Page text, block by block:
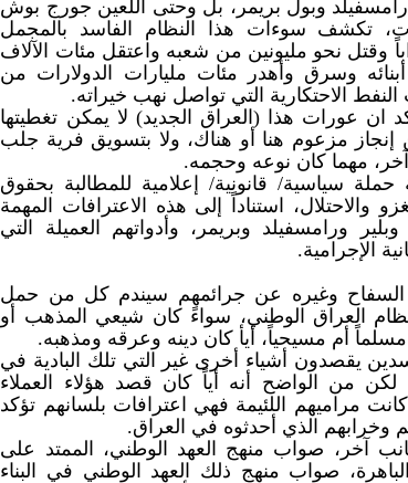
وبول بريمر، بل وحتى اللعين جورج بوش
تكشف سوءات هذا النظام الفاسد بالمجمل
وقتل نحو مليونين من شعبه واعتقل مئات الآلاف
وسرق وأهدر مئات مليارات الدولارات من
الاحتكارية التي تواصل نهب خيراته.
ان عورات هذا (العراق الجديد) لا يمكن تغطيتها
مزعوم هنا أو هناك، ولا بتسويق فرية جلب
آخر، مهما كان نوعه وحجمه.
سياسية/ قانونية/ إعلامية للمطالبة بحقوق
والاحتلال، استناداً إلى هذه الاعترافات المهمة
ورامسفيلد وبريمر، وأدواتهم العميلة التي
الإجرامية.
السفاح وغيره عن جرائمهم سيندم كل من حمل
العراق الوطني، سواءً كان شيعي المذهب أو
مسلماً أم مسيحياً، أيأ كان دينه وعرقه ومذهبه.
يقصدون أشياء أخرى غير التي تلك البادية في
من الواضح أنه أياً كان قصد هؤلاء العملاء
كانت مراميهم اللئيمة فهي اعترافات بلسانهم تؤكد
الذي أحدثوه في العراق.
آخر، صواب منهج العهد الوطني، الممتد على
صواب منهج ذلك العهد الوطني في البناء